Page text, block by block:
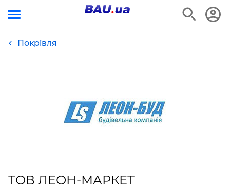
Покрівля
ТОВ ЛЕОН-МАРКЕТ